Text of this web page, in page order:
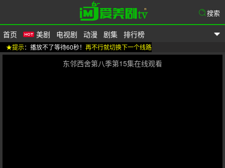
爱美剧
首页 美剧 电视剧 动漫 剧集 排行榜
搜索
★提示：播放不了等待60秒！ 再不行就切换下一个线路
东邻西舍第八季第15集在线观看